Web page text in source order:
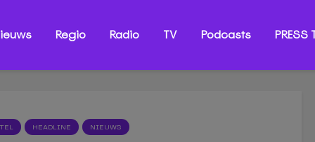
Regio Radio TV Podcasts PRESS
HEADLINE NIEUWS